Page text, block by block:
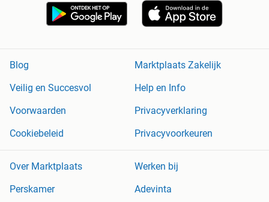
Blog
Marktplaats Zakelijk
Veilig en Succesvol
Help en Info
Voorwaarden
Privacyverklaring
Cookiebeleid
Privacyvoorkeuren
Over Marktplaats
Werken bij
Perskamer
Adevinta